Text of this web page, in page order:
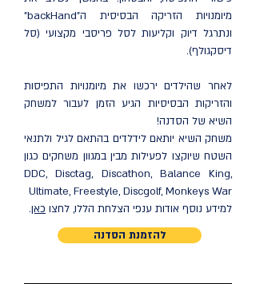
מיומנויות הזריקה הבסיסית ה"backHand"
ונתרגל דיוק וקליעות לסל פריסבי מקצועי (סל
דיסקגולף).
לאחר שהילדים ירכשו את מיומנויות התפיסות
והזריקות הבסיסיות הגיע הזמן לעבור למשחק
השיא של הסדנה!
משחק השיא יותאם לידלדים בהתאם לגיל ולתנאי
השטח שיוקצו לפעילות מבין במגוון משחקים כגון
DDC, Disctag, Discathon, Balance King,
Ultimate, Freestyle, Discgolf, Monkeys War
למידע נוסף אודות ענפי הצלחת הללו, לחצו כאן.
להזמנת הסדנה